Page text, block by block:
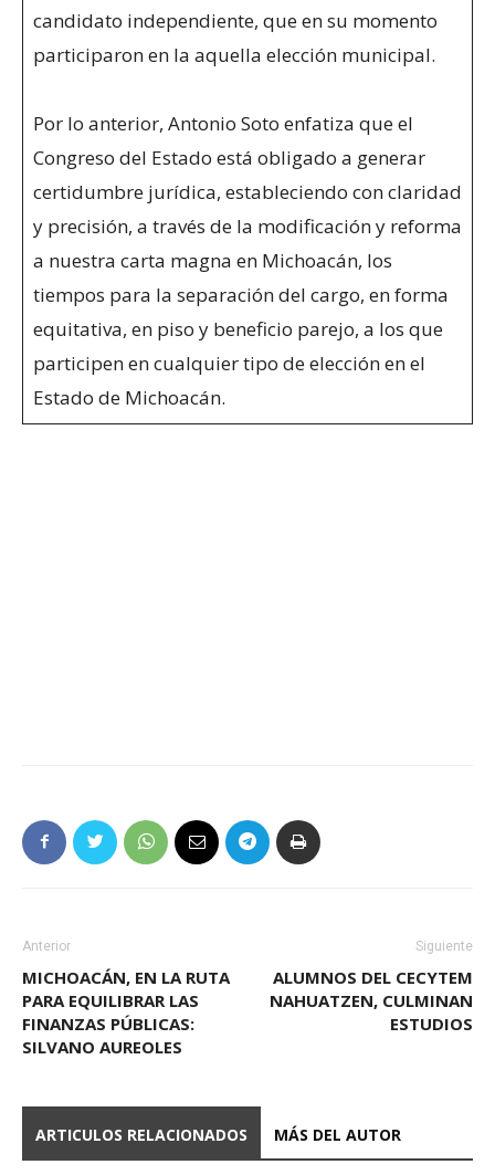
candidato independiente, que en su momento
participaron en la aquella elección municipal.
Por lo anterior, Antonio Soto enfatiza que el
Congreso del Estado está obligado a generar
certidumbre jurídica, estableciendo con claridad
y precisión, a través de la modificación y reforma
a nuestra carta magna en Michoacán, los
tiempos para la separación del cargo, en forma
equitativa, en piso y beneficio parejo, a los que
participen en cualquier tipo de elección en el
Estado de Michoacán.
Anterior
MICHOACÁN, EN LA RUTA
PARA EQUILIBRAR LAS
FINANZAS PÚBLICAS:
SILVANO AUREOLES
Siguiente
ALUMNOS DEL CECYTEM
NAHUATZEN, CULMINAN
ESTUDIOS
ARTICULOS RELACIONADOS MÁS DEL AUTOR